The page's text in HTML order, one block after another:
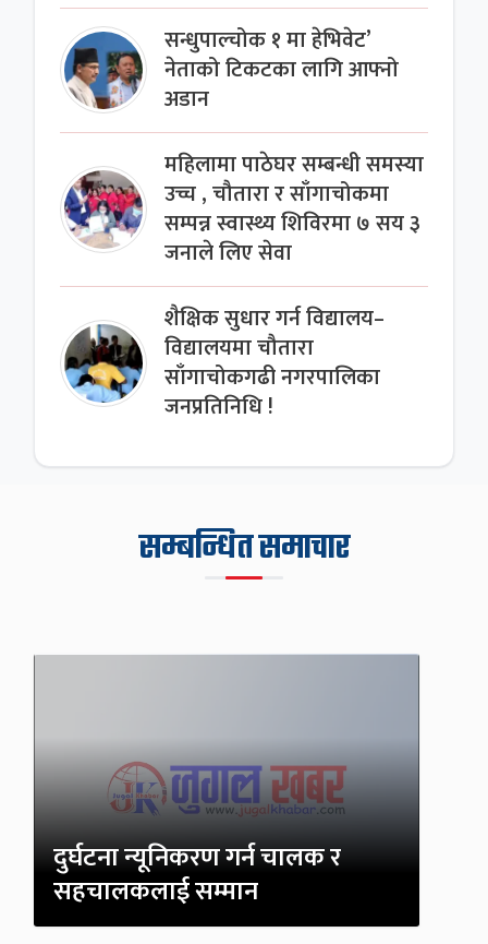
सन्धुपाल्चोक १ मा हेभिवेट’
नेताको टिकटका लागि आफ्नो
अडान
महिलामा पाठेघर सम्बन्धी समस्या
उच्च , चौतारा र साँगाचोकमा
सम्पन्न स्वास्थ्य शिविरमा ७ सय ३
जनाले लिए सेवा
शैक्षिक सुधार गर्न विद्यालय–
विद्यालयमा चौतारा
साँगाचोकगढी नगरपालिका
जनप्रतिनिधि !
सम्बन्धित समाचार
दुर्घटना न्यूनिकरण गर्न चालक र
सहचालकलाई सम्मान